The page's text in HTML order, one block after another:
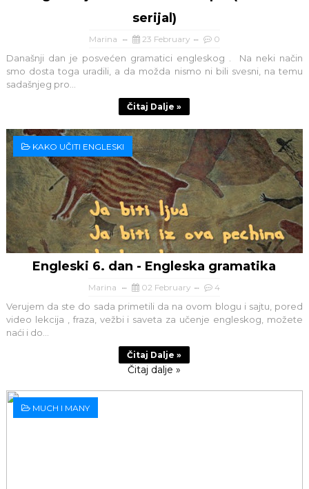
serijal)
Marina 23 February 0
Današnji dan je posvećen gramatici engleskog . Na neki način
smo dosta toga uradili, a da možda nismo ni bili svesni, na temu
sadašnjeg pro...
Čitaj Dalje »
KAKO UČITI ENGLESKI
Engleski 6. dan - Engleska gramatika
Marina 02 February 4
Verujem da ste do sada primetili da na ovom blogu i sajtu, pored
video lekcija , fraza, vežbi i saveta za učenje engleskog, možete
naći i do...
Čitaj Dalje »
Čitaj dalje »
MUCH I MANY